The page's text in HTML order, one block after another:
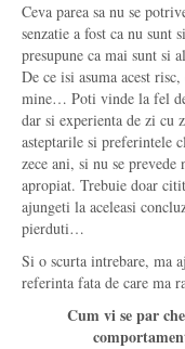
Ceva parea sa nu se
senzatie a fost ca nu sunt
presupune ca mai sunt si
De ce isi asuma acest
mine… Poti vinde la fel
dar si experienta de zi cu
asteptarile si preferintele
zece ani, si nu se
apropiat. Trebuie doar
ajungeti la aceleasi
pierduti…
Si o scurta intrebare, ma
referinta fata de care ma
Cum vi se par